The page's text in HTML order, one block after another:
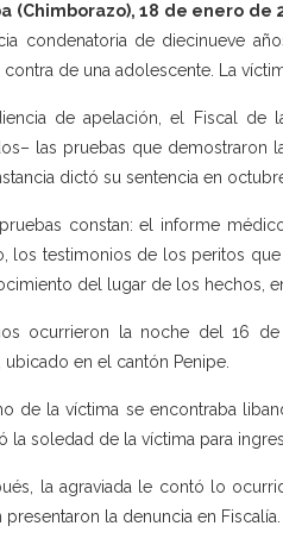
(Chimborazo), 18 de enero de
condenatoria de diecinueve
de una adolescente. La
de apelación, el Fiscal
las pruebas que demostraron
dictó su sentencia en
constan: el informe
los testimonios de los peritos
del lugar de los hechos,
ocurrieron la noche del 16
en el cantón Penipe.
de la víctima se encontraba
la soledad de la víctima para
la agraviada le contó lo
presentaron la denuncia en Fiscalía.